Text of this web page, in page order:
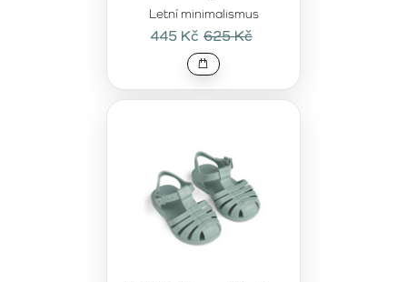
Letní minimalismus
445 Kč 625 Kč